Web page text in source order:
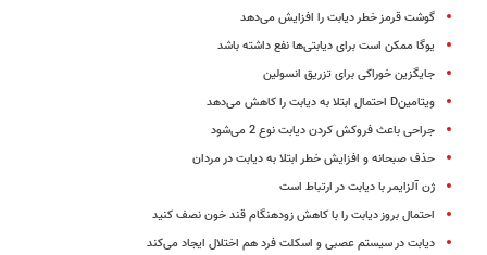
گوشت قرمز خطر دیابت را افزایش می‌دهد
یوگا ممکن است برای دیابتی‌ها نفع داشته باشد
جایگزین خوراکی برای تزریق انسولین
ویتامینD احتمال ابتلا به دیابت را کاهش می‌دهد
جراحی باعث فروکش کردن دیابت نوع 2 می‌شود
حذف صبحانه و افزایش خطر ابتلا به دیابت در مردان
ژن آلزایمر با دیابت در ارتباط است
احتمال بروز دیابت را با کاهش زودهنگام قند خون نصف کنید
دیابت در سیستم عصبی و اسکلت فرد هم اختلال ایجاد می‌کند